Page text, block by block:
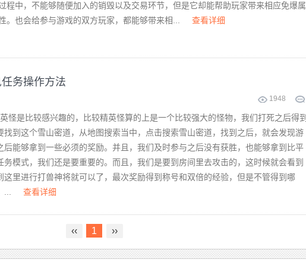
程中，不能够随便加入的销毁以及交易环节，但是它却能帮助玩家带来相应免爆属
。也会给参与游戏的双方玩家，都能够带来相...
查看详细
务操作方法
1948
怪是比较感兴趣的，比较精英怪算的上是一个比较强大的怪物，我们打死之后得到
找到这个雪山密道，从地图搜索当中，点击搜索雪山密道，找到之后，就会发现游
能够拿到一些必须的奖励。并且，我们及时参与之后没有获胜，也能够拿到比平
模式，我们还是要重要的。而且，我们是要到房间里去攻击的，这时候就会看到
里进行打兽神将就可以了，最次奖励得到称号和双倍的经验，但是不管得到哪
查看详细
‹‹ 1 ››